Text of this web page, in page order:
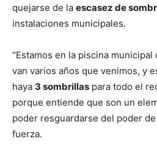
quejarse de la escasez de
instalaciones municipales.
“Estamos en la piscina municipal
van varios años que venimos, y
haya 3 sombrillas para todo el
porque entiende que son un
poder resguardarse del poder
fuerza.